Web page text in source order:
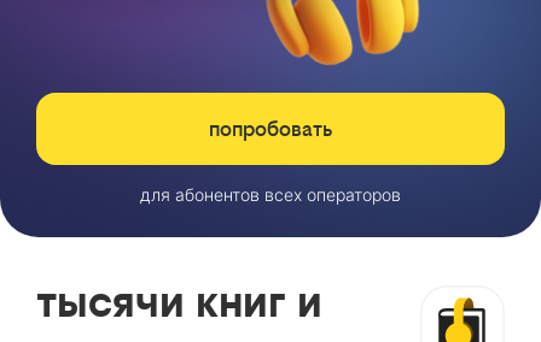
попробовать
для абонентов всех операторов
тысячи книг и